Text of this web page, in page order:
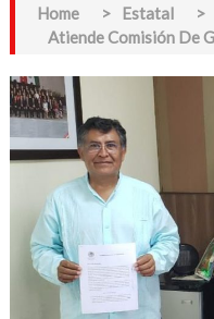
Home > Estatal
>
Atiende Comisión De